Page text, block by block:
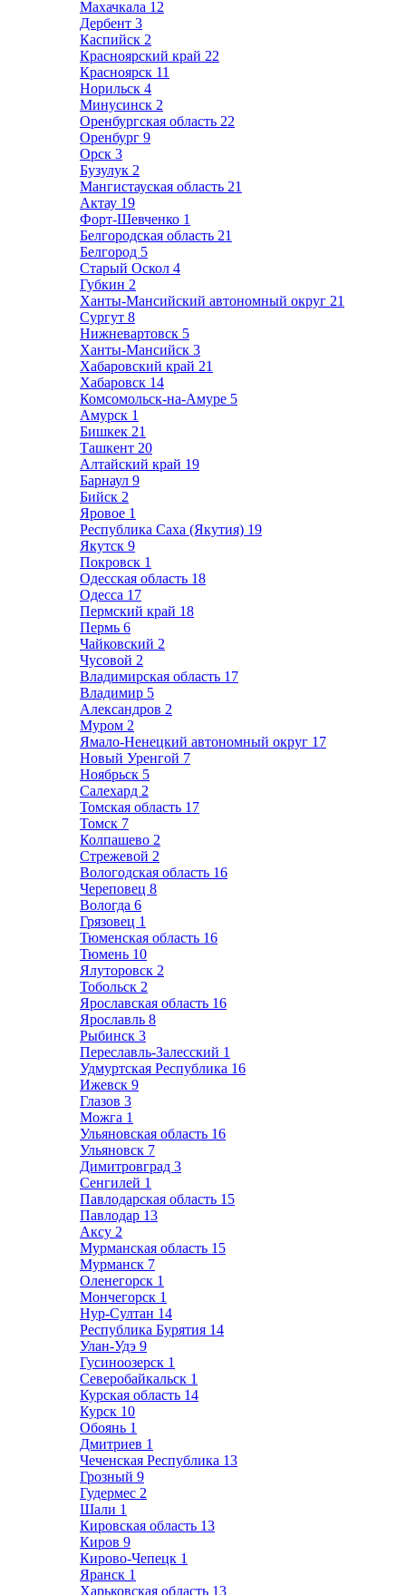
Махачкала 12
Дербент 3
Каспийск 2
Красноярский край 22
Красноярск 11
Норильск 4
Минусинск 2
Оренбургская область 22
Оренбург 9
Орск 3
Бузулук 2
Мангистауская область 21
Актау 19
Форт-Шевченко 1
Белгородская область 21
Белгород 5
Старый Оскол 4
Губкин 2
Ханты-Мансийский автономный округ 21
Сургут 8
Нижневартовск 5
Ханты-Мансийск 3
Хабаровский край 21
Хабаровск 14
Комсомольск-на-Амуре 5
Амурск 1
Бишкек 21
Ташкент 20
Алтайский край 19
Барнаул 9
Бийск 2
Яровое 1
Республика Саха (Якутия) 19
Якутск 9
Покровск 1
Одесская область 18
Одесса 17
Пермский край 18
Пермь 6
Чайковский 2
Чусовой 2
Владимирская область 17
Владимир 5
Александров 2
Муром 2
Ямало-Ненецкий автономный округ 17
Новый Уренгой 7
Ноябрьск 5
Салехард 2
Томская область 17
Томск 7
Колпашево 2
Стрежевой 2
Вологодская область 16
Череповец 8
Вологда 6
Грязовец 1
Тюменская область 16
Тюмень 10
Ялуторовск 2
Тобольск 2
Ярославская область 16
Ярославль 8
Рыбинск 3
Переславль-Залесский 1
Удмуртская Республика 16
Ижевск 9
Глазов 3
Можга 1
Ульяновская область 16
Ульяновск 7
Димитровград 3
Сенгилей 1
Павлодарская область 15
Павлодар 13
Аксу 2
Мурманская область 15
Мурманск 7
Оленегорск 1
Мончегорск 1
Нур-Султан 14
Республика Бурятия 14
Улан-Удэ 9
Гусиноозерск 1
Северобайкальск 1
Курская область 14
Курск 10
Обоянь 1
Дмитриев 1
Чеченская Республика 13
Грозный 9
Гудермес 2
Шали 1
Кировская область 13
Киров 9
Кирово-Чепецк 1
Яранск 1
Харьковская область 13